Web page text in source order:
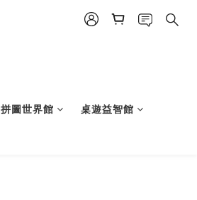
拼圖世界館 桌遊益智館